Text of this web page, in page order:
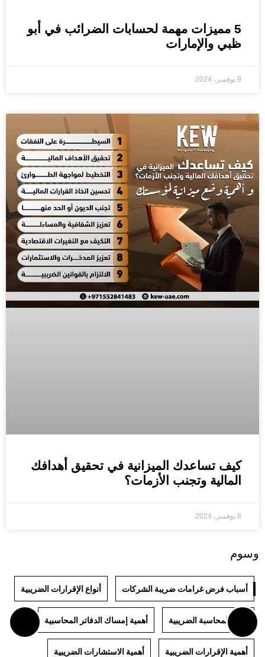
5 مميزات مهمة لحسابات الضرائب في أبو
ظبي والإمارات
9 نوفمبر، 2024
كيف تساعدك الميزانية في تحقيق أهدافك
المالية وتجنب الأزمات؟
8 نوفمبر، 2024
وسوم
أسباب فرض غرامات ضريبة الشركات أنواع الإقرارات الضريبية
أنواع المحاسبة الضريبية أهمية إمساك الدفاتر المحاسبية
أهمية الإقرارات الضريبية أهمية الاستشارات الضريبية